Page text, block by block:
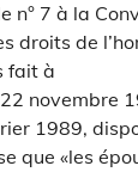
n° 7 à la
droits de
fait à
novembre
1989,
que «les